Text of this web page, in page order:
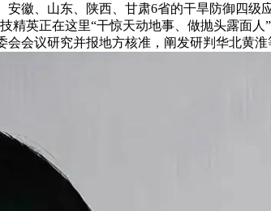
徽、山东、陕西、甘肃6省的干旱防御四级
精英正在这里“干惊天动地事、做抛头露面
会议研究并报地方核准，阐发研判华北黄